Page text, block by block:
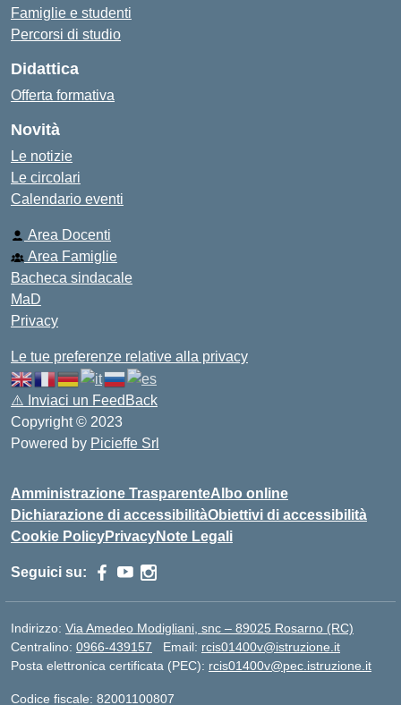
Famiglie e studenti
Percorsi di studio
Didattica
Offerta formativa
Novità
Le notizie
Le circolari
Calendario eventi
Area Docenti
Area Famiglie
Bacheca sindacale
MaD
Privacy
Le tue preferenze relative alla privacy
⚠️ Inviaci un FeedBack
Copyright © 2023
Powered by Picieffe Srl
Amministrazione TrasparenteAlbo online
Dichiarazione di accessibilitàObiettivi di accessibilità
Cookie PolicyPrivacyNote Legali
Seguici su:
Indirizzo: Via Amedeo Modigliani, snc – 89025 Rosarno (RC)
Centralino: 0966-439157 Email: rcis01400v@istruzione.it
Posta elettronica certificata (PEC): rcis01400v@pec.istruzione.it
Codice fiscale: 82001100807